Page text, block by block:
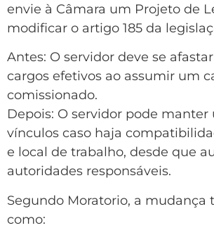
envie à Câmara um Projeto de
modificar o artigo 185 da
Antes: O servidor deve se
cargos efetivos ao assumir um
comissionado.
Depois: O servidor pode manter
vínculos caso haja
e local de trabalho, desde que
autoridades responsáveis.
Segundo Moratorio, a mudança
como: